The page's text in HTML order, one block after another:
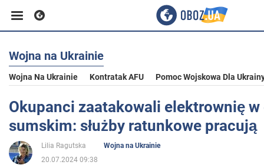
Biznes
Sport
Rozrywka
Wojna na Ukrainie
Wojna Na Ukrainie Kontratak AFU Pomoc Wojskowa Dla
Okupanci zaatakowali elektrownię
sumskim: służby ratunkowe pracują
Lilia Ragutska
Wojna na Ukrainie
20.07.2024 09:38